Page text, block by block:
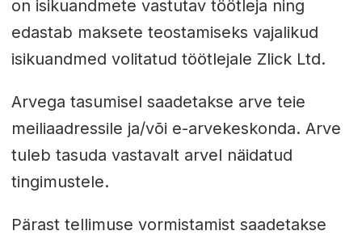
on isikuandmete vastutav töötleja ning
edastab maksete teostamiseks vajalikud
isikuandmed volitatud töötlejale Zlick Ltd.
Arvega tasumisel saadetakse arve teie
meiliaadressile ja/või e-arvekeskonda. Arve
tuleb tasuda vastavalt arvel näidatud
tingimustele.
Pärast tellimuse vormistamist saadetakse